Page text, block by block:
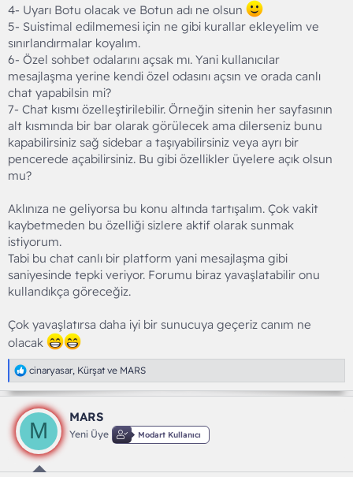
4- Uyarı Botu olacak ve Botun adı ne olsun
5- Suistimal edilmemesi için ne gibi kurallar ekleyelim ve
sınırlandırmalar koyalım.
6- Özel sohbet odalarını açsak mı. Yani kullanıcılar
mesajlaşma yerine kendi özel odasını açsın ve orada canlı
chat yapabilsin mi?
7- Chat kısmı özelleştirilebilir. Örneğin sitenin her sayfasının
alt kısmında bir bar olarak görülecek ama dilerseniz bunu
kapabilirsiniz sağ sidebar a taşıyabilirsiniz veya ayrı bir
pencerede açabilirsiniz. Bu gibi özellikler üyelere açık olsun
mu?
Aklınıza ne geliyorsa bu konu altında tartışalım. Çok vakit
kaybetmeden bu özelliği sizlere aktif olarak sunmak
istiyorum.
Tabi bu chat canlı bir platform yani mesajlaşma gibi
saniyesinde tepki veriyor. Forumu biraz yavaşlatabilir onu
kullandıkça göreceğiz.
Çok yavaşlatırsa daha iyi bir sunucuya geçeriz canım ne
olacak
T
e
p
k
i
e
r
:
cinaryasar, Kürşatve MARS
M
MARS
Yeni Üye Modart Kullanıcı